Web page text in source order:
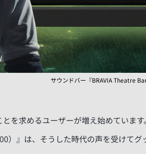
サウンドバー 『BRAVIA Theatre
を求めるユーザーが増え始めていま
』は、そうした時代の声を受けてグ